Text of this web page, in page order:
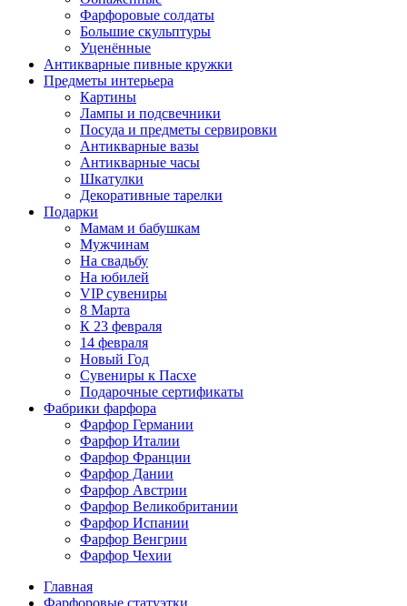
Фарфоровые солдаты
Большие скульптуры
Уценённые
Антикварные пивные кружки
Предметы интерьера
Картины
Лампы и подсвечники
Посуда и предметы сервировки
Антикварные вазы
Антикварные часы
Шкатулки
Декоративные тарелки
Подарки
Мамам и бабушкам
Мужчинам
На свадьбу
На юбилей
VIP сувениры
8 Марта
К 23 февраля
14 февраля
Новый Год
Сувениры к Пасхе
Подарочные сертификаты
Фабрики фарфора
Фарфор Германии
Фарфор Италии
Фарфор Франции
Фарфор Дании
Фарфор Австрии
Фарфор Великобритании
Фарфор Испании
Фарфор Венгрии
Фарфор Чехии
Главная
Фарфоровые статуэтки